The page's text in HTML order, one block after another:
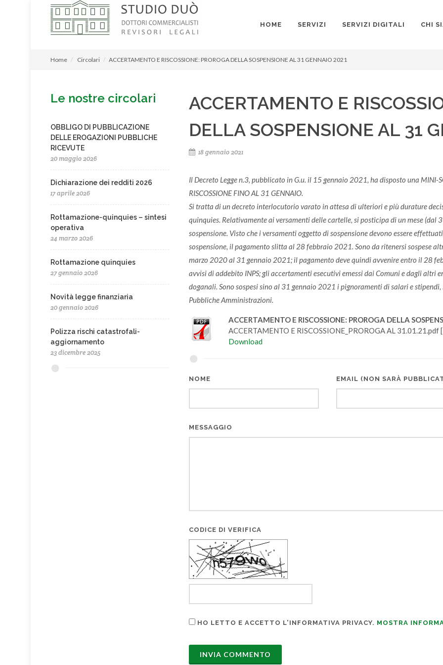
HOME SERVIZI SERVIZI DIGITALI CHI
Home Circolari ACCERTAMENTO E RISCOSSIONE: PROROGA DELLA SOSPENSIONE AL 31 GENNAIO 2021
ACCERTAMENTO E
DELLA SOSPENSIONE AL 31
18 gennaio 2021
Il Decreto Legge n.3, pubblicato in G.u. il 15 gennaio 2021, ha disposto una MINI-
RISCOSSIONE FINO AL 31 GENNAIO.
Si tratta di un decreto interlocutorio varato in attesa di ulteriori e più durature
quinquies. Relativamente ai versamenti delle cartelle, si posticipa di un mese
sospensione. Visto che i versamenti oggetto di sospensione devono essere
sospensione, il pagamento slitta al 28 febbraio 2021. Sono da ritenersi sospese
marzo 2020 al 31 gennaio 2021; il pagamento deve quindi avvenire entro il 28
avvisi di addebito INPS; gli accertamenti esecutivi emessi dai Comuni e dagli
doganali. Sono sospesi sino al 31 gennaio 2021 i pignoramenti di salari e
Pubbliche Amministrazioni.
ACCERTAMENTO E RISCOSSIONE: PROROGA DELLA
ACCERTAMENTO E RISCOSSIONE_PROROGA AL 31.01.21.pdf
Download
NOME EMAIL (NON SARÀ
MESSAGGIO
CODICE DI VERIFICA
HO LETTO E ACCETTO L'INFORMATIVA PRIVACY. MOSTRA
Le nostre circolari
OBBLIGO DI PUBBLICAZIONE
DELLE EROGAZIONI PUBBLICHE
RICEVUTE
20 maggio 2026
Dichiarazione dei redditi 2026
17 aprile 2026
Rottamazione-quinquies – sintesi
operativa
24 marzo 2026
Rottamazione quinquies
27 gennaio 2026
Novità legge finanziaria
20 gennaio 2026
Polizza rischi catastrofali-
aggiornamento
23 dicembre 2025